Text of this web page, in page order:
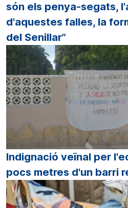
són els penya-segats,
d'aquestes falles, la
del Senillar”
Indignació veïnal per
pocs metres d'un barri